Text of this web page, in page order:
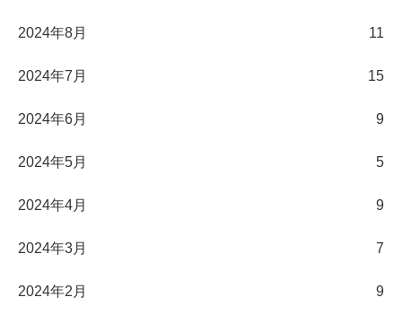
2024年8月 11
2024年7月 15
2024年6月 9
2024年5月 5
2024年4月 9
2024年3月 7
2024年2月 9